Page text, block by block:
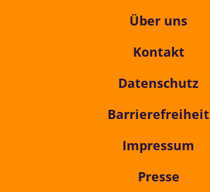
Über uns
Kontakt
Datenschutz
Barrierefreiheit
Impressum
Presse